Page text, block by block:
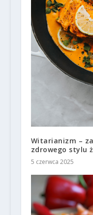
Witarianizm –
zdrowego stylu
5 czerwca 2025